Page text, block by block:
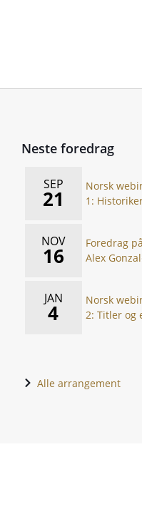
Neste foredrag
SEP
21
Norsk
1:
NOV
16
Foredrag
Alex
JAN
4
Norsk
2: Titler og
Alle arrangement